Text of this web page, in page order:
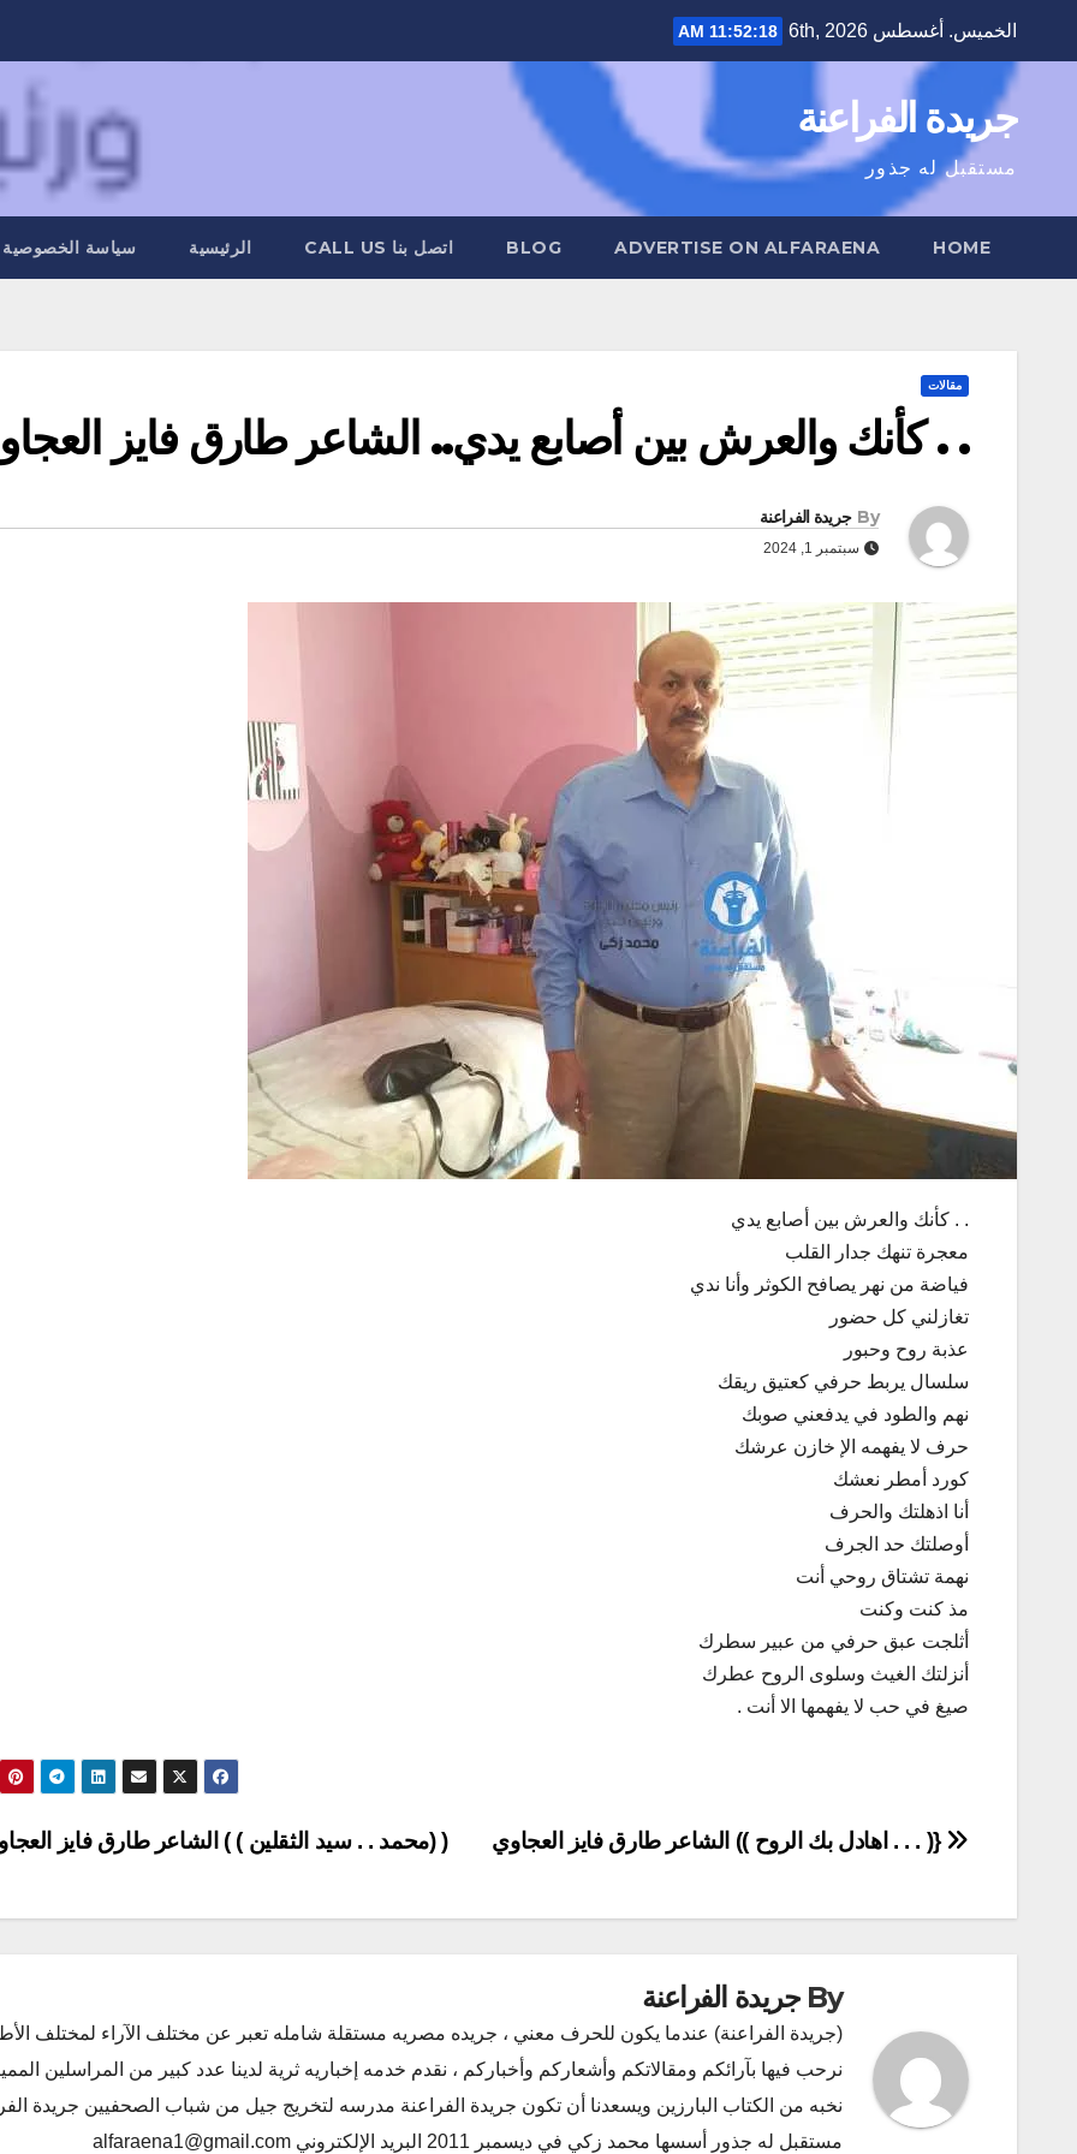
الخميس. أغسطس 6th, 2026 11:52:19 AM
جريدة الفراعنة
مستقبل له جذور
HOME
ADVERTISE ON ALFARAENA
BLOG اتصل بنا CALL US الرئيسية سياسة الخصوصية
مقالات
. . كأنك والعرش بين أصابع يدي.. الشاعر طارق فايز
By جريدة الفراعنة
سبتمبر 1, 2024
. . كأنك والعرش بين أصابع يدي
معجرة تنهك جدار القلب
فياضة من نهر يصافح الكوثر وأنا ندي
تغازلني كل حضور
عذبة روح وحبور
سلسال يربط حرفي كعتيق ريقك
نهم والطود في يدفعني صوبك
حرف لا يفهمه الإ خازن عرشك
كورد أمطر نعشك
أنا اذهلتك والحرف
أوصلتك حد الجرف
نهمة تشتاق روحي أنت
مذ كنت وكنت
أثلجت عبق حرفي من عبير سطرك
أنزلتك الغيث وسلوى الروح عطرك
صيغ في حب لا يفهمها الا أنت .
تصفّح
( (محمد . . سيد الثقلين ) ) الشاعر طارق فايز {( . . . اهادل بك الروح )) الشاعر طارق فايز العجاوي
By جريدة الفراعنة
(جريدة الفراعنة) عندما يكون للحرف معني ، جريده مصريه مستقلة شامله تعبر عن مختلف الآراء لمختلف
نرحب فيها بآرائكم ومقالاتكم وأشعاركم وأخباركم ، نقدم خدمه إخباريه ثرية لدينا عدد كبير من المراسلين
نخبه من الكتاب البارزين ويسعدنا أن تكون جريدة الفراعنة مدرسه لتخريج جيل من شباب الصحفيين جريدة
مستقبل له جذور أسسها محمد زكي في ديسمبر 2011 البريد الإلكتروني alfaraena1@gmail.com